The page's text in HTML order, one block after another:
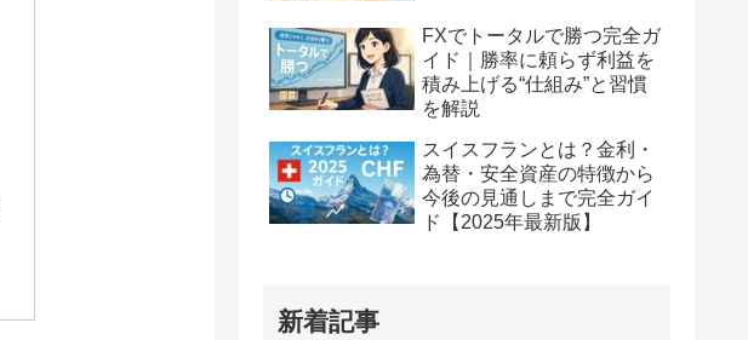
FXでトータルで勝つ完全ガ
イド｜勝率に頼らず利益を
積み上げる“仕組み”と習慣
を解説
スイスフランとは？金利・
為替・安全資産の特徴から
今後の見通しまで完全ガイ
ド【2025年最新版】
新着記事